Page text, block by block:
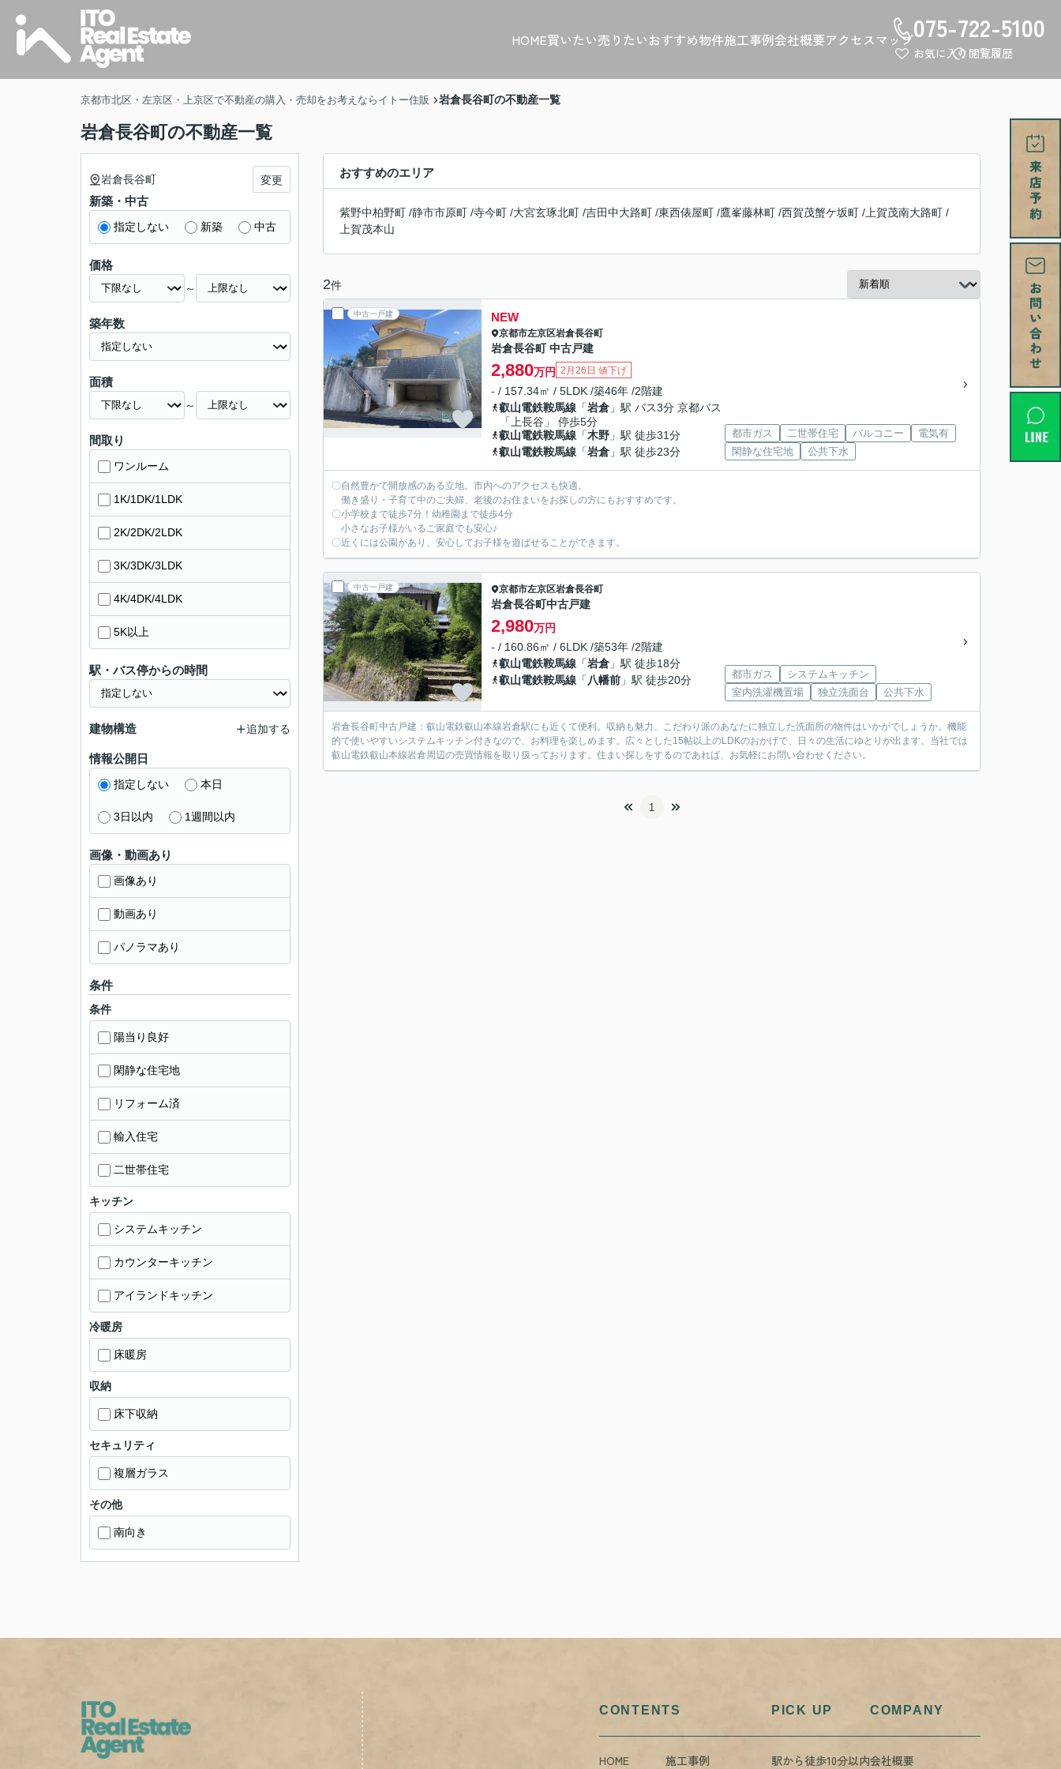
HOME買いたい売りたいおすすめ物件施工事例会社概要アクセスマップ075-722-5100
お気に入り 閲覧履歴
京都市北区・左京区・上京区で不動産の購入・売却をお考えならイトー住販 岩倉長谷町の不動産一覧
岩倉長谷町の不動産一覧
おすすめのエリア
紫野中柏野町 /静市市原町 /寺今町 /大宮玄琢北町 /吉田中大路町 /東西俵屋町 /鷹峯藤林町 /西賀茂蟹ケ坂町 / 上賀茂南大路町 /
上賀茂本山
2件
中古一戸建 NEW
京都市左京区岩倉長谷町
岩倉長谷町 中古戸建
2,880万円 2月26日 値下げ
- / 157.34㎡ / 5LDK /築46年 /2階建
叡山電鉄鞍馬線 「岩倉 」駅 バス3分 京都バス
「上長谷」 停歩5分
叡山電鉄鞍馬線 「木野 」駅 徒歩31分
叡山電鉄鞍馬線 「岩倉 」駅 徒歩23分
都市ガス 二世帯住宅 バルコニー
電気有
閑静な住宅地
公共下水
〇自然豊かで開放感のある立地。市内へのアクセスも快適。
働き盛り・子育て中のご夫婦、老後のお住まいをお探しの方にもおすすめです。
〇小学校まで徒歩7分！幼稚園まで徒歩4分
小さなお子様がいるご家庭でも安心♪
〇近くには公園があり、安心してお子様を遊ばせることができます。
中古一戸建 京都市左京区岩倉長谷町
岩倉長谷町中古戸建
2,980万円
- / 160.86㎡ / 6LDK /築53年 /2階建
叡山電鉄鞍馬線 「岩倉 」駅 徒歩18分
叡山電鉄鞍馬線 「 八幡前 」駅 徒歩20分 都市ガス
システムキッチン
室内洗濯機置場
独立洗面台 公共下水
岩倉長谷町中古戸建：叡山電鉄叡山本線岩倉駅にも近くて便利。収納も魅力、こだわり派のあなたに独立した洗面所の物件はいかがでしょうか。機能
的で使いやすいシステムキッチン付きなので、お料理を楽しめます。広々とした15帖以上のLDKのおかげで、日々の生活にゆとりが出ます。当社では
叡山電鉄叡山本線岩倉周辺の売買情報を取り扱っております。住まい探しをするのであれば、お気軽にお問い合わせください。
1
岩倉長谷町 変更
新築・中古
指定しない 新築 中古
価格
～
築年数
面積
～
間取り
ワンルーム
1K/1DK/1LDK
2K/2DK/2LDK
3K/3DK/3LDK
4K/4DK/4LDK
5K以上
駅・バス停からの時間
建物構造 追加する
情報公開日
指定しない 本日
3日以内 1週間以内
画像・動画あり
画像あり
動画あり
パノラマあり
条件
条件
陽当り良好
閑静な住宅地
リフォーム済
輸入住宅
二世帯住宅
キッチン
システムキッチン
カウンターキッチン
アイランドキッチン
冷暖房
床暖房
収納
床下収納
セキュリティ
複層ガラス
その他
南向き
CONTENTS
HOME 施工事例
PICK UP
駅から徒歩10分以内
COMPANY
会社概要